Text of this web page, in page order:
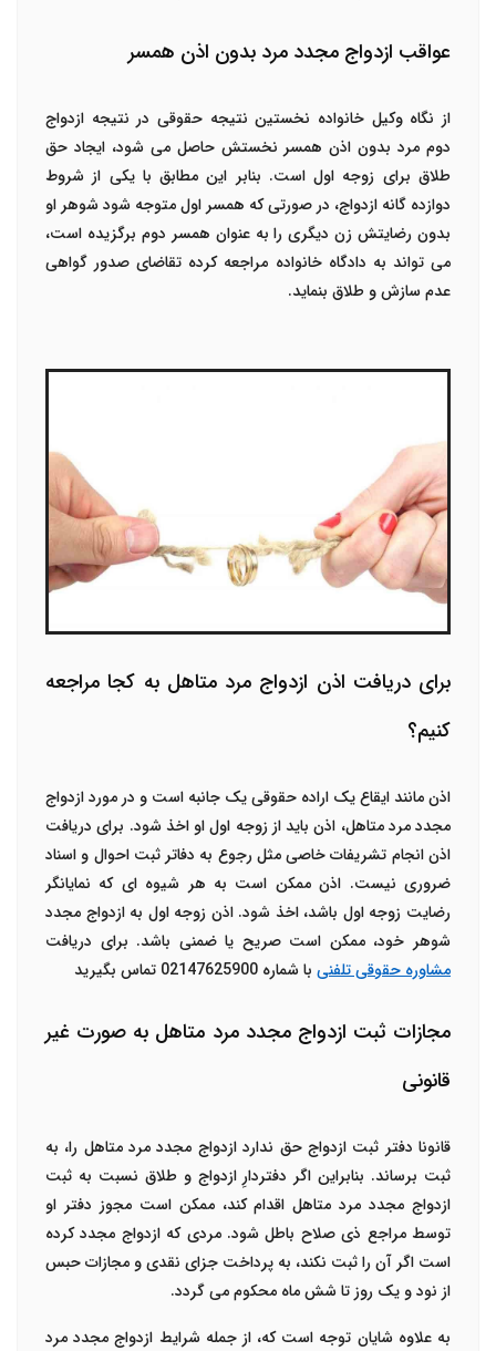
عواقب ازدواج مجدد مرد بدون اذن همسر
از نگاه وکیل خانواده نخستین نتیجه حقوقی در نتیجه ازدواج
دوم مرد بدون اذن همسر نخستش حاصل می شود، ایجاد حق
طلاق برای زوجه اول است. بنابر این مطابق با یکی از شروط
دوازده گانه ازدواج، در صورتی که همسر اول متوجه شود شوهر او
بدون رضایتش زن دیگری را به عنوان همسر دوم برگزیده است،
می تواند به دادگاه خانواده مراجعه کرده تقاضای صدور گواهی
عدم سازش و طلاق بنماید.
برای دریافت اذن ازدواج مرد متاهل به کجا مراجعه
کنیم؟
اذن مانند ایقاع یک اراده حقوقی یک جانبه است و در مورد ازدواج
مجدد مرد متاهل، اذن باید از زوجه اول او اخذ شود. برای دریافت
اذن انجام تشریفات خاصی مثل رجوع به دفاتر ثبت احوال و اسناد
ضروری نیست. اذن ممکن است به هر شیوه ای که نمایانگر
رضایت زوجه اول باشد، اخذ شود. اذن زوجه اول به ازدواج مجدد
شوهر خود، ممکن است صریح یا ضمنی باشد. برای دریافت
مشاوره حقوقی تلفنی با شماره 02147625900 تماس بگیرید
مجازات ثبت ازدواج مجدد مرد متاهل به صورت غیر
قانونی
قانونا دفتر ثبت ازدواج حق ندارد ازدواج مجدد مرد متاهل را، به
ثبت برساند. بنابراین اگر دفتردارِ ازدواج و طلاق نسبت به ثبت
ازدواج مجدد مرد متاهل اقدام کند، ممکن است مجوز دفتر او
توسط مراجع ذی صلاح باطل شود. مردی که ازدواج مجدد کرده
است اگر آن را ثبت نکند، به پرداخت جزای نقدی و مجازات حبس
از نود و یک روز تا شش ماه محکوم می گردد.
به علاوه شایان توجه است که، از جمله شرایط ازدواج مجدد مرد